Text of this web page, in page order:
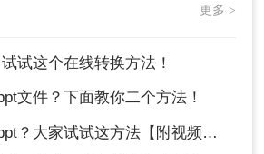
更多 >
试这个在线转换方法！
文件？下面教你二个方法！
大家试试这方法【附视频教程】